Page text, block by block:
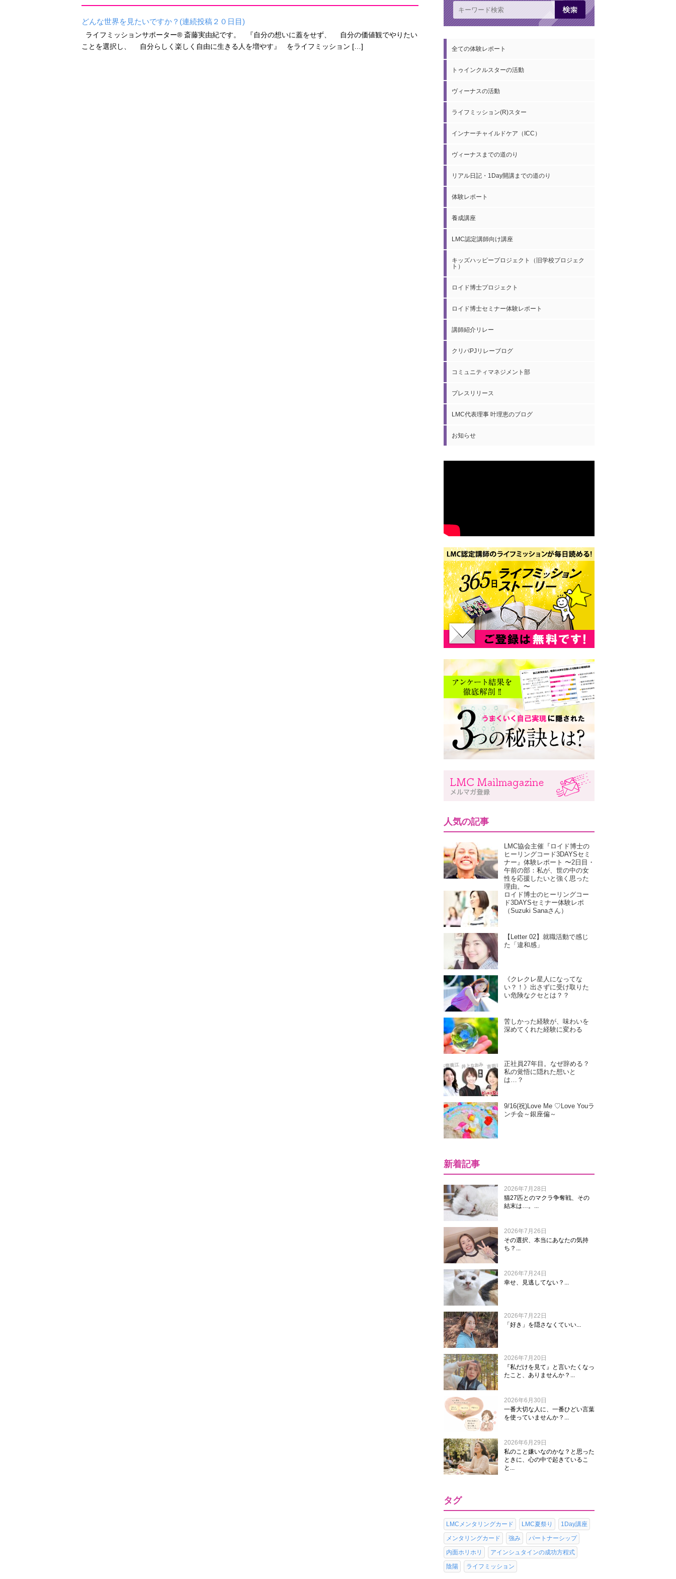
どんな世界を見たいですか？(連続投稿２０日目)
ライフミッションサポーター®︎ 斎藤実由紀です。 『自分の想いに蓋をせず、 自分の価値観でやりたい
ことを選択し、 自分らしく楽しく自由に生きる人を増やす』 をライフミッション […]
全ての体験レポート
トゥインクルスターの活動
ヴィーナスの活動
ライフミッション(R)スター
インナーチャイルドケア（ICC）
ヴィーナスまでの道のり
リアル日記・1Day開講までの道のり
体験レポート
養成講座
LMC認定講師向け講座
キッズハッピープロジェクト（旧学校プロジェク
ト）
ロイド博士プロジェクト
ロイド博士セミナー体験レポート
講師紹介リレー
クリパPJリレーブログ
コミュニティマネジメント部
プレスリリース
LMC代表理事 叶理恵のブログ
お知らせ
人気の記事
LMC協会主催『ロイド博士の
ヒーリングコード3DAYSセミ
ナー』体験レポート 〜2日目・
午前の部：私が、世の中の女
性を応援したいと強く思った
理由。〜
ロイド博士のヒーリングコー
ド3DAYSセミナー体験レポ
（Suzuki Sanaさん）
【Letter 02】就職活動で感じ
た「違和感」
《クレクレ星人になってな
い？！》出さずに受け取りた
い危険なクセとは？？
苦しかった経験が、味わいを
深めてくれた経験に変わる
正社員27年目。なぜ辞める？
私の覚悟に隠れた想いと
は…？
9/16(祝)Love Me ♡Love Youラ
ンチ会～銀座偏～
新着記事
2026年7月28日
猫27匹とのマクラ争奪戦、その
結末は…。...
2026年7月26日
その選択、本当にあなたの気持
ち？...
2026年7月24日
幸せ、見逃してない？...
2026年7月22日
「好き」を隠さなくていい...
2026年7月20日
『私だけを見て』と言いたくなっ
たこと、ありませんか？...
2026年6月30日
一番大切な人に、一番ひどい言葉
を使っていませんか？...
2026年6月29日
私のこと嫌いなのかな？と思った
ときに、心の中で起きているこ
と...
タグ
LMCメンタリングカード LMC夏祭り
1Day講座
メンタリングカード
強み
パートナーシップ
内面ホリホリ
アインシュタインの成功方程式
陰陽
ライフミッション